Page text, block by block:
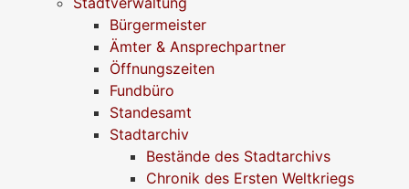
Bürgermeister
Ämter & Ansprechpartner
Öffnungszeiten
Fundbüro
Standesamt
Stadtarchiv
Bestände des Stadtarchivs
Chronik des Ersten Weltkriegs